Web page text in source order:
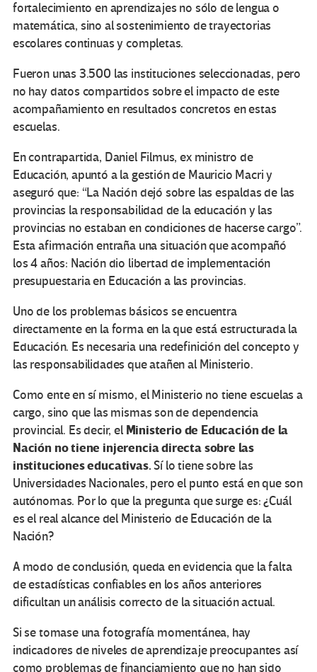
fortalecimiento en aprendizajes no sólo de lengua o
matemática, sino al sostenimiento de trayectorias
escolares continuas y completas.
Fueron unas 3.500 las instituciones seleccionadas, pero
no hay datos compartidos sobre el impacto de este
acompañamiento en resultados concretos en estas
escuelas.
En contrapartida, Daniel Filmus, ex ministro de
Educación, apuntó a la gestión de Mauricio Macri y
aseguró que: “La Nación dejó sobre las espaldas de las
provincias la responsabilidad de la educación y las
provincias no estaban en condiciones de hacerse cargo”.
Esta afirmación entraña una situación que acompañó
los 4 años: Nación dio libertad de implementación
presupuestaria en Educación a las provincias.
Uno de los problemas básicos se encuentra
directamente en la forma en la que está estructurada la
Educación. Es necesaria una redefinición del concepto y
las responsabilidades que atañen al Ministerio.
Como ente en sí mismo, el Ministerio no tiene escuelas a
cargo, sino que las mismas son de dependencia
provincial. Es decir, el Ministerio de Educación de la
Nación no tiene injerencia directa sobre las
instituciones educativas.Sí lo tiene sobre las
Universidades Nacionales, pero el punto está en que son
autónomas. Por lo que la pregunta que surge es: ¿Cuál
es el real alcance del Ministerio de Educación de la
Nación?
A modo de conclusión, queda en evidencia que la falta
de estadísticas confiables en los años anteriores
dificultan un análisis correcto de la situación actual.
Si se tomase una fotografía momentánea, hay
indicadores de niveles de aprendizaje preocupantes así
como problemas de financiamiento que no han sido